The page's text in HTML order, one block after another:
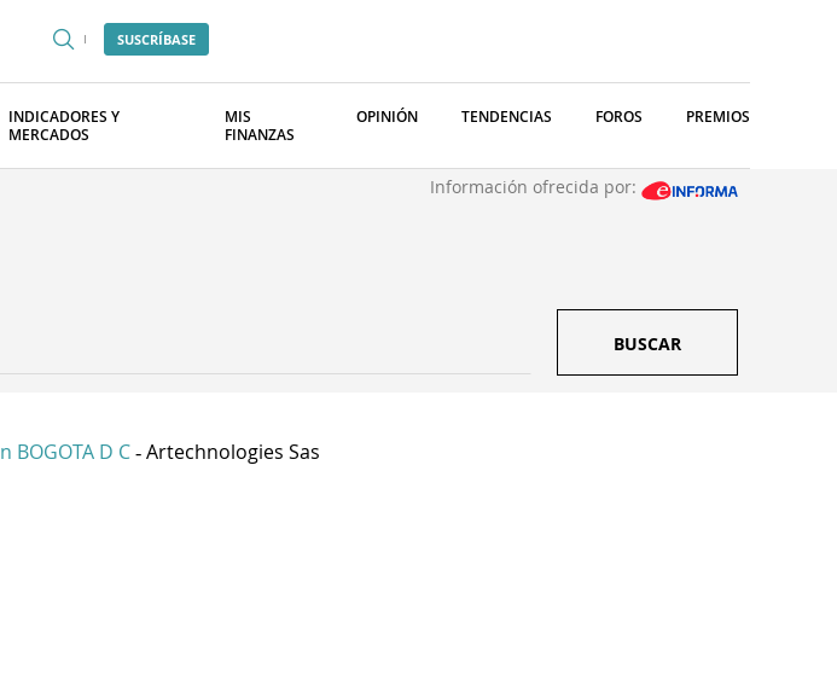
SUSCRÍBASE
INDICADORES Y
MERCADOS
MIS
FINANZAS
OPINIÓN TENDENCIAS FOROS PREMIOS
Información ofrecida por:
BUSCAR
BOGOTA D C - Artechnologies Sas